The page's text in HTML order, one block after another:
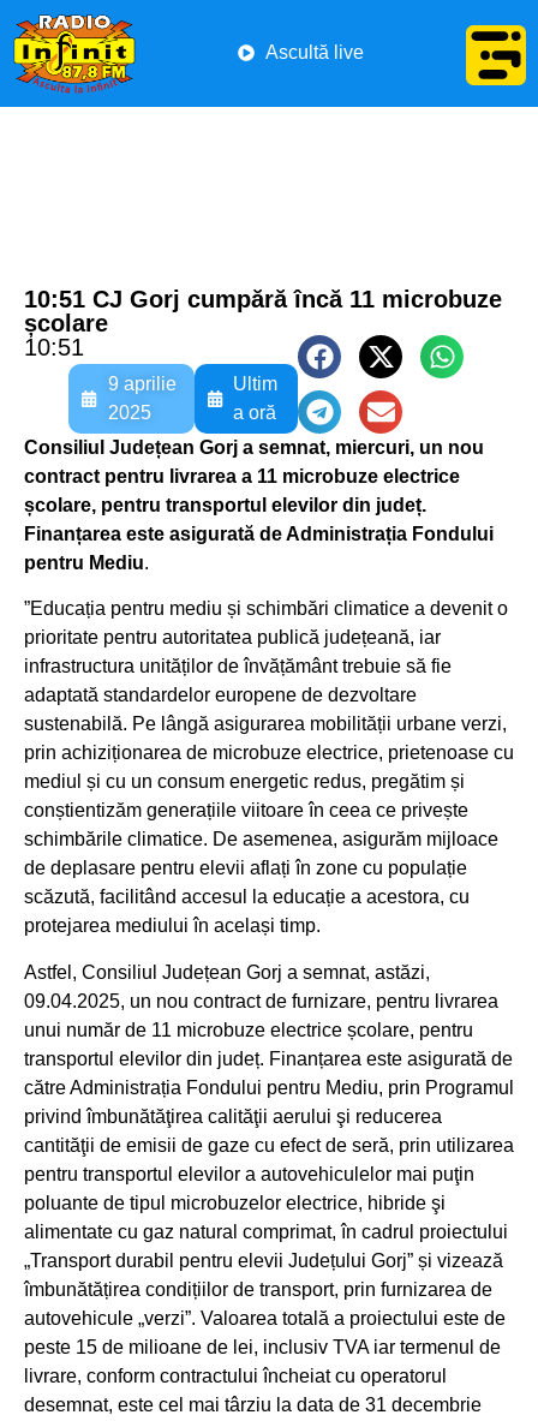
Ascultă live
10:51 CJ Gorj cumpără încă 11 microbuze
școlare
10:51
9 aprilie
2025
Ultim
a oră
Consiliul Județean Gorj a semnat, miercuri, un nou
contract pentru livrarea a 11 microbuze electrice
școlare, pentru transportul elevilor din județ.
Finanțarea este asigurată de Administrația Fondului
pentru Mediu.
”Educația pentru mediu și schimbări climatice a devenit o
prioritate pentru autoritatea publică județeană, iar
infrastructura unităților de învățământ trebuie să fie
adaptată standardelor europene de dezvoltare
sustenabilă. Pe lângă asigurarea mobilității urbane verzi,
prin achiziționarea de microbuze electrice, prietenoase cu
mediul și cu un consum energetic redus, pregătim și
conștientizăm generațiile viitoare în ceea ce privește
schimbările climatice. De asemenea, asigurăm mijloace
de deplasare pentru elevii aflați în zone cu populație
scăzută, facilitând accesul la educație a acestora, cu
protejarea mediului în același timp.
Astfel, Consiliul Județean Gorj a semnat, astăzi,
09.04.2025, un nou contract de furnizare, pentru livrarea
unui număr de 11 microbuze electrice școlare, pentru
transportul elevilor din județ. Finanțarea este asigurată de
către Administrația Fondului pentru Mediu, prin Programul
privind îmbunătăţirea calităţii aerului şi reducerea
cantităţii de emisii de gaze cu efect de seră, prin utilizarea
pentru transportul elevilor a autovehiculelor mai puţin
poluante de tipul microbuzelor electrice, hibride şi
alimentate cu gaz natural comprimat, în cadrul proiectului
„Transport durabil pentru elevii Județului Gorj” și vizează
îmbunătățirea condițiilor de transport, prin furnizarea de
autovehicule „verzi”. Valoarea totală a proiectului este de
peste 15 de milioane de lei, inclusiv TVA iar termenul de
livrare, conform contractului încheiat cu operatorul
desemnat, este cel mai târziu la data de 31 decembrie